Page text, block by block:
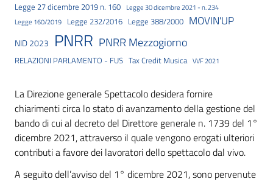
Legge 27 dicembre 2019 n. 160
Legge 30 dicembre 2021 - n. 234
Legge 160/2019
Legge 232/2016 Legge 388/2000 MOVIN'UP
NID 2023 PNRR PNRR Mezzogiorno
RELAZIONI PARLAMENTO - FUS Tax Credit Musica VVF 2021
La Direzione generale Spettacolo desidera fornire
chiarimenti circa lo stato di avanzamento della gestione del
bando di cui al decreto del Direttore generale n. 1739 del 1°
dicembre 2021, attraverso il quale vengono erogati ulteriori
contributi a favore dei lavoratori dello spettacolo dal vivo.
A seguito dell’avviso del 1° dicembre 2021, sono pervenute